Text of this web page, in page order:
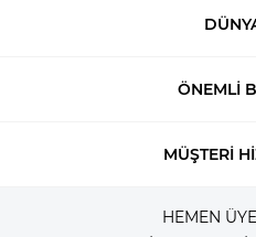
ÖNEMLİ
MÜŞTERİ
HEMEN